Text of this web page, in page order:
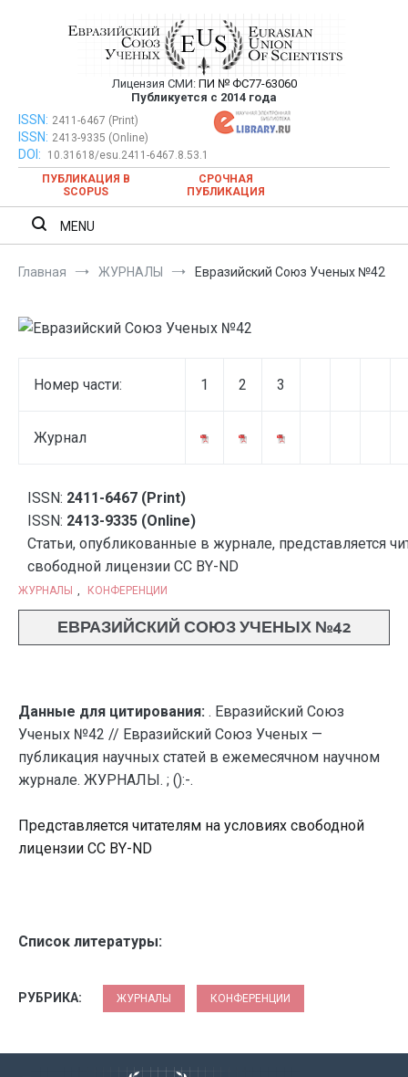
Евразийский Союз Ученых —
публикация научных статей в
ежемесячном научном журнале
Лицензия СМИ: ПИ № ФС77-63060
Публикуется с 2014 года
Евразийский Союз Ученых — публикация научных статей в
ежемесячном научном журнале
ISSN: 2411-6467 (Print)
ISSN: 2413-9335 (Online)
DOI:
10.31618/esu.2411-6467.8.53.1
ПУБЛИКАЦИЯ В
SCOPUS
СРОЧНАЯ
ПУБЛИКАЦИЯ
MENU
Главная ЖУРНАЛЫ Евразийский Союз Ученых №42
Номер части: 1 2 3
Журнал
ISSN: 2411-6467 (Print)
ISSN: 2413-9335 (Online)
Статьи, опубликованные в журнале, представляется
свободной лицензии CC BY-ND
ЖУРНАЛЫ , КОНФЕРЕНЦИИ
ЕВРАЗИЙСКИЙ СОЮЗ УЧЕНЫХ №42
Данные для цитирования: . Евразийский Союз
Ученых №42 // Евразийский Союз Ученых —
публикация научных статей в ежемесячном научном
журнале. ЖУРНАЛЫ. ; ():-.
Представляется читателям на условиях свободной
лицензии CC BY-ND
Список литературы:
РУБРИКА: ЖУРНАЛЫ КОНФЕРЕНЦИИ